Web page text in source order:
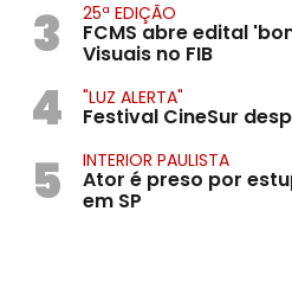
3 25ª EDIÇÃO
FCMS abre edital
Visuais no FIB
4 "LUZ ALERTA"
Festival CineSur
5 INTERIOR PAULISTA
Ator é preso por
em SP